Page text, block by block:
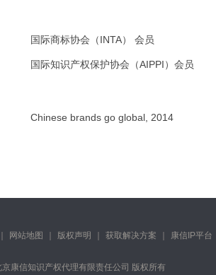
国际商标协会（INTA） 会员
国际知识产权保护协会（AIPPI）会员
Chinese brands go global, 2014
网站地图 版权声明 获取解决方案 康信IP平台
康信知识产权代理有限责任公司 版权所有